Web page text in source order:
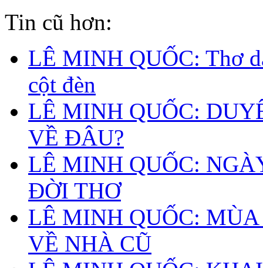
Tin cũ hơn:
LÊ MINH QUỐC: Thơ
cột đèn
LÊ MINH QUỐC:
VỀ ĐÂU?
LÊ MINH QUỐC:
ĐỜI THƠ
LÊ MINH QUỐC:
VỀ NHÀ CŨ